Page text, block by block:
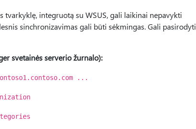
tvarkyklę, integruotą su WSUS, gali laikinai nepavykti
sinchronizavimas gali būti sėkmingas. Gali pasirodyti
svetainės serverio žurnalo):
...